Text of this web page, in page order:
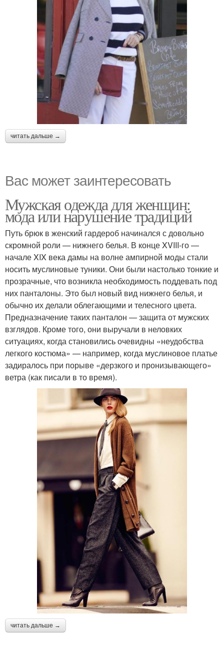
читать дальше →
Вас может заинтересовать
Мужская одежда для женщин:
мода или нарушение традиций
Путь брюк в женский гардероб начинался с довольно
скромной роли — нижнего белья. В конце XVIII-го —
начале XIX века дамы на волне ампирной моды стали
носить муслиновые туники. Они были настолько тонкие и
прозрачные, что возникла необходимость поддевать под
них панталоны. Это был новый вид нижнего белья, и
обычно их делали облегающими и телесного цвета.
Предназначение таких панталон — защита от мужских
взглядов. Кроме того, они выручали в неловких
ситуациях, когда становились очевидны «неудобства
легкого костюма» — например, когда муслиновое платье
задиралось при порыве «дерзкого и пронизывающего»
ветра (как писали в то время).
читать дальше →